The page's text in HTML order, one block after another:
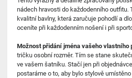
nádech hravosti do každodenního outfitu.
kvalitní bavlny, která zaručuje pohodlí a
oceníte při každodenním nošení i při
Možnost přidání jména vašeho vlastního
tričku osobní rozměr. Tím se stane
ve vašem šatníku. Stačí jen při
postaráme o to, aby bylo stylově